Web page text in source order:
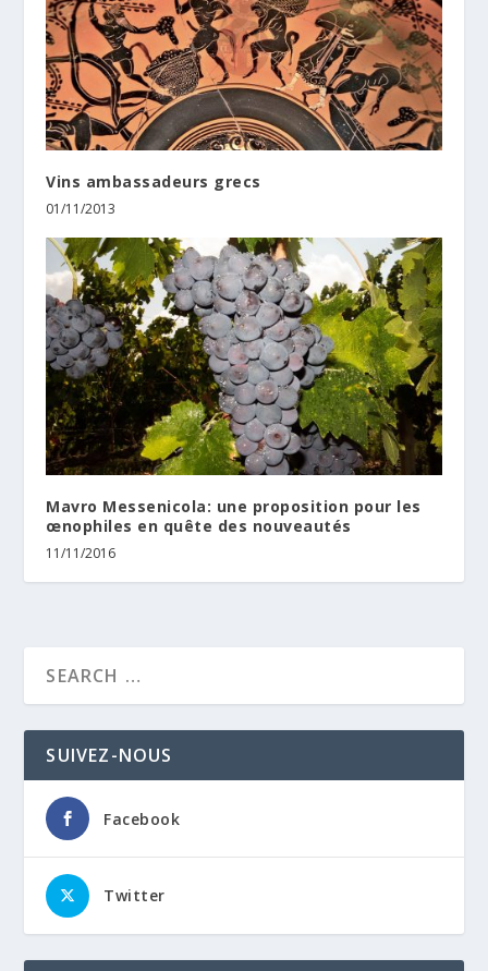
Vins ambassadeurs grecs
01/11/2013
Mavro Messenicola: une proposition pour les
œnophiles en quête des nouveautés
11/11/2016
SUIVEZ-NOUS
Facebook
Twitter